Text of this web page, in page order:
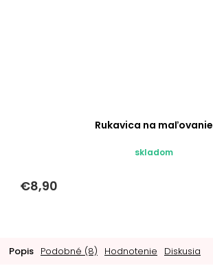
Rukavica na maľovanie
skladom
€8,90
Popis Podobné (8) Hodnotenie Diskusia